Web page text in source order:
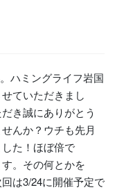
ハミングライフ岩国
ていただきまし
き誠にありがとう
んか？ウチも先月
た！ほぼ倍で
。その何とかを
は3/24に開催予定で